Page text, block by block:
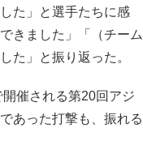
た」と選手たちに感
きました」「（チーム
た」と振り返った。
催される第20回アジ
あった打撃も、振れる